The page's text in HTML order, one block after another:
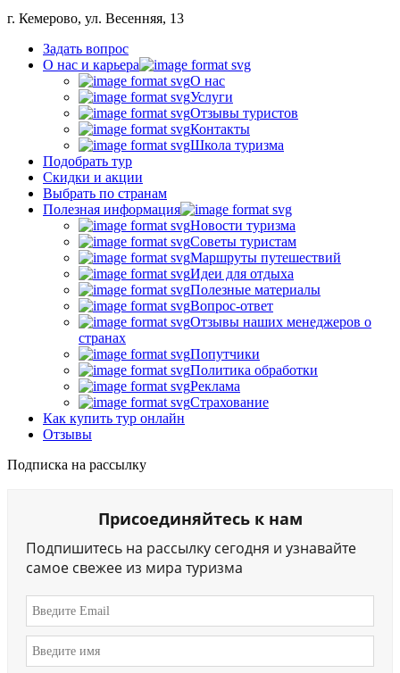
г. Кемерово, ул. Весенняя, 13
Задать вопрос
О нас и карьера
О нас
Услуги
Отзывы туристов
Контакты
Школа туризма
Подобрать тур
Скидки и акции
Выбрать по странам
Полезная информация
Новости туризма
Советы туристам
Маршруты путешествий
Идеи для отдыха
Полезные материалы
Вопрос-ответ
Отзывы наших менеджеров о
странах
Попутчики
Политика обработки
Реклама
Страхование
Как купить тур онлайн
Отзывы
Подписка на рассылку
Присоединяйтесь к нам
Подпишитесь на рассылку сегодня и узнавайте
самое свежее из мира туризма